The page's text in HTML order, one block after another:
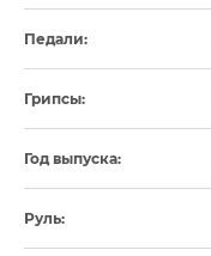
Педали:
Грипсы:
Год выпуска:
Руль: